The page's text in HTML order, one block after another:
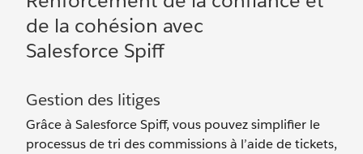
de la cohésion avec
Salesforce Spiff
Gestion des litiges
Grâce à Salesforce Spiff, vous pouvez simplifier le
processus de tri des commissions à l’aide de tickets,